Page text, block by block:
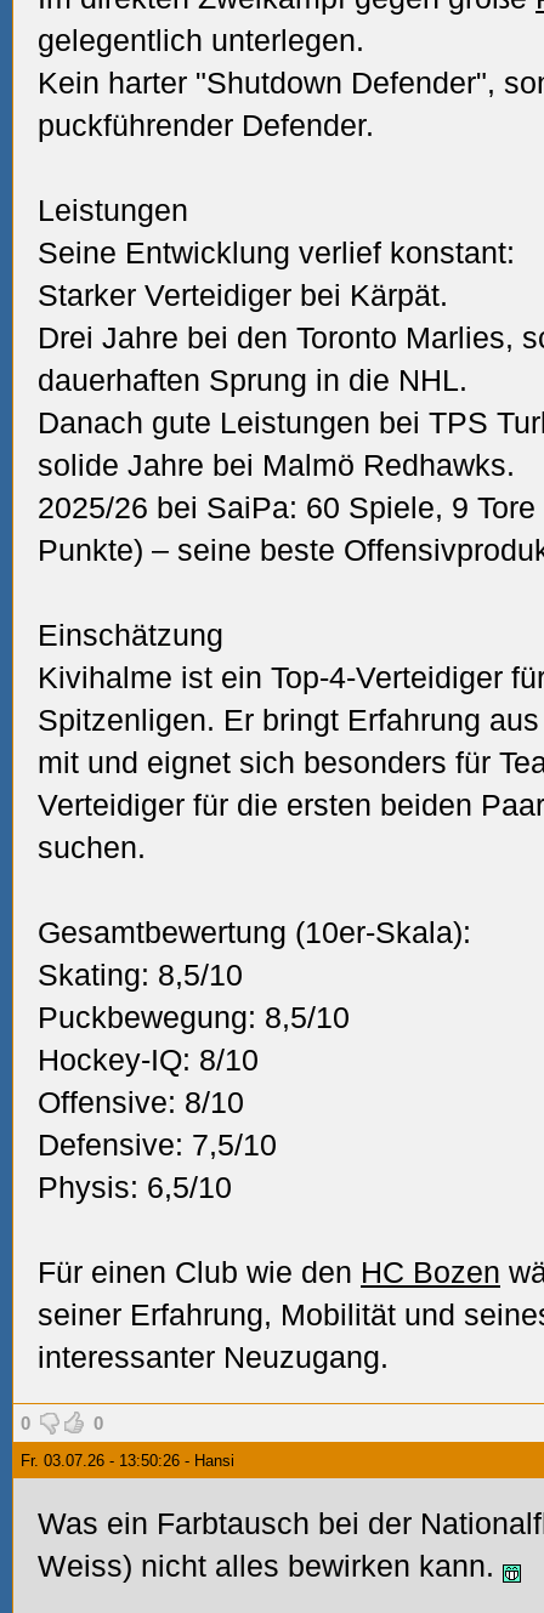
gelegentlich unterlegen.
Kein harter "Shutdown Defender",
puckführender Defender.
Leistungen
Seine Entwicklung verlief konstant:
Starker Verteidiger bei Kärpät.
Drei Jahre bei den Toronto Marlies,
dauerhaften Sprung in die NHL.
Danach gute Leistungen bei TPS
solide Jahre bei Malmö Redhawks.
2025/26 bei SaiPa: 60 Spiele, 9
Punkte) – seine beste
Einschätzung
Kivihalme ist ein Top-4-Verteidiger
Spitzenligen. Er bringt Erfahrung
mit und eignet sich besonders für
Verteidiger für die ersten beiden
suchen.
Gesamtbewertung (10er-Skala):
Skating: 8,5/10
Puckbewegung: 8,5/10
Hockey-IQ: 8/10
Offensive: 8/10
Defensive: 7,5/10
Physis: 6,5/10
Für einen Club wie den HC Bozen
seiner Erfahrung, Mobilität und
interessanter Neuzugang.
0 0
Fr. 03.07.26 - 13:50:26 - Hansi
Was ein Farbtausch bei der
Weiss) nicht alles bewirken kann.